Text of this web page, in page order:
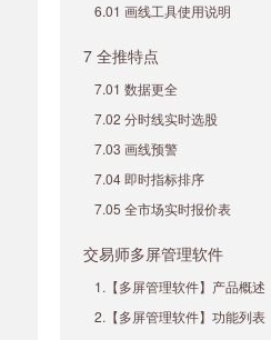
6.01 画线工具使用说明
7 全推特点
7.01 数据更全
7.02 分时线实时选股
7.03 画线预警
7.04 即时指标排序
7.05 全市场实时报价表
交易师多屏管理软件
1.【多屏管理软件】产品概述
2.【多屏管理软件】功能列表